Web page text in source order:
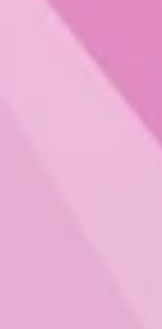
14件の記事
17件の記事